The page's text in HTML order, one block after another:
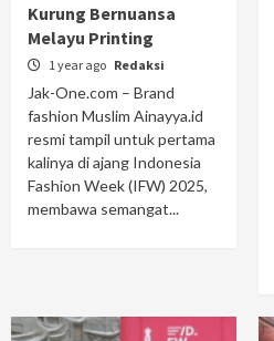
Kurung Bernuansa
Melayu Printing
1 year ago Redaksi
Jak-One.com – Brand
fashion Muslim Ainayya.id
resmi tampil untuk pertama
kalinya di ajang Indonesia
Fashion Week (IFW) 2025,
membawa semangat...